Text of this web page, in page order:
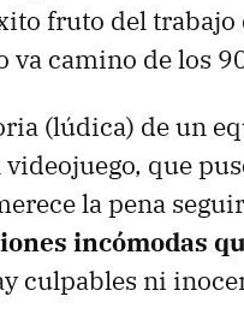
fruto del
va camino de los
(lúdica) de un
que
la pena
incómodas
culpables ni